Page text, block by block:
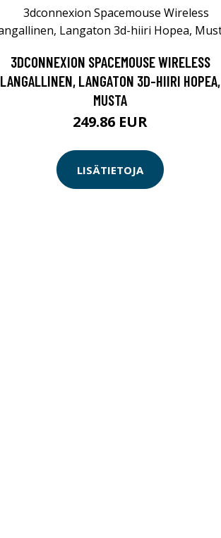
3DCONNEXION SPACEMOUSE WIRELESS
LANGALLINEN, LANGATON 3D-HIIRI HOPEA,
MUSTA
249.86 EUR
LISÄTIETOJA